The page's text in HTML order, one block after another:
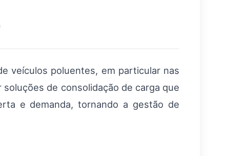
veículos poluentes, em particular nas
de consolidação de carga que
e demanda, tornando a gestão de